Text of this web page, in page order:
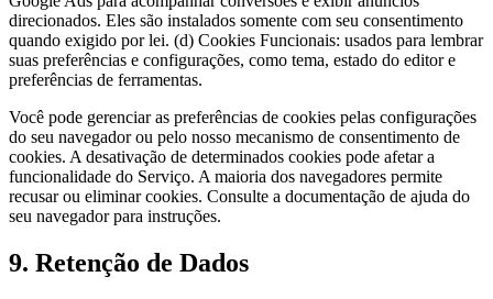
direcionados. Eles são instalados somente com seu consentimento
quando exigido por lei. (d) Cookies Funcionais: usados para lembrar
suas preferências e configurações, como tema, estado do editor e
preferências de ferramentas.
Você pode gerenciar as preferências de cookies pelas configurações
do seu navegador ou pelo nosso mecanismo de consentimento de
cookies. A desativação de determinados cookies pode afetar a
funcionalidade do Serviço. A maioria dos navegadores permite
recusar ou eliminar cookies. Consulte a documentação de ajuda do
seu navegador para instruções.
9. Retenção de Dados